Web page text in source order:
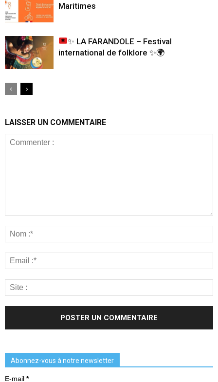
Maritimes
✨ LA FARANDOLE – Festival
international de folklore ✨🌍
LAISSER UN COMMENTAIRE
Abonnez-vous à notre newsletter
E-mail *